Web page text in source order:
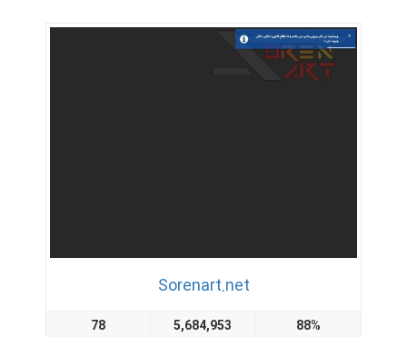
Sorenart.net
78 5,684,953 88%